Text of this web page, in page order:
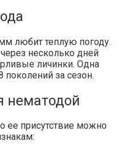
любит теплую погоду.
несколько дней
личинки. Одна
поколений за сезон.
нематодой
ее присутствие можно